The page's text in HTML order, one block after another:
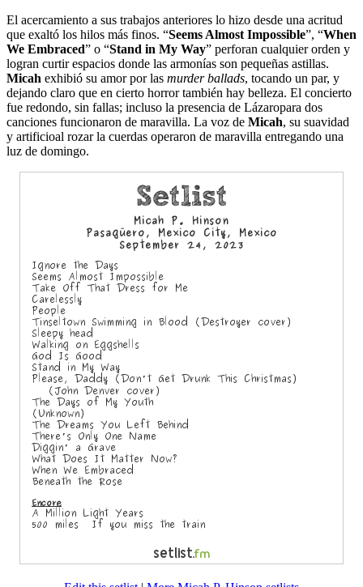
El acercamiento a sus trabajos anteriores lo hizo desde una acritud
que exaltó los hilos más finos. “Seems Almost Impossible”, “When
We Embraced” o “Stand in My Way” perforan cualquier orden y
logran curtir espacios donde las armonías son pequeñas astillas.
Micah exhibió su amor por las murder ballads, tocando un par, y
dejando claro que en cierto horror también hay belleza. El concierto
fue redondo, sin fallas; incluso la presencia de Lázaropara dos
canciones funcionaron de maravilla. La voz de Micah, su suavidad
y artificioal rozar la cuerdas operaron de maravilla entregando una
luz de domingo.